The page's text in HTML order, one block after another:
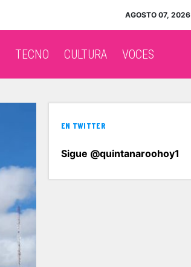
AGOSTO 07, 2026
TECNO CULTURA VOCES
EN TWITTER
Sigue @quintanaroohoy1